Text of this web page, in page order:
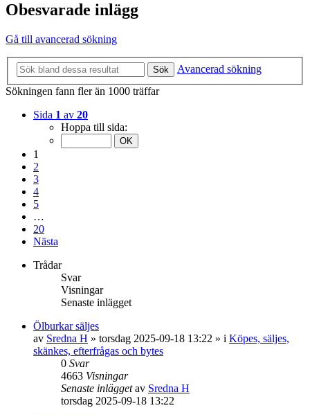
Obesvarade inlägg
Gå till avancerad sökning
Sök
Avancerad sökning
Sökningen fann fler än 1000 träffar
Sida 1 av 20
Hoppa till sida:
1
2
3
4
5
…
20
Nästa
Trådar
Svar
Visningar
Senaste inlägget
Ölburkar säljes
av Sredna H » torsdag 2025-09-18 13:22 » i Köpes, säljes,
skänkes, efterfrågas och bytes
0 Svar
4663 Visningar
Senaste inläggetav Sredna H
torsdag 2025-09-18 13:22